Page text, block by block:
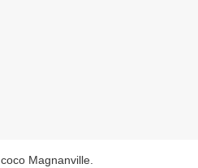
coco Magnanville